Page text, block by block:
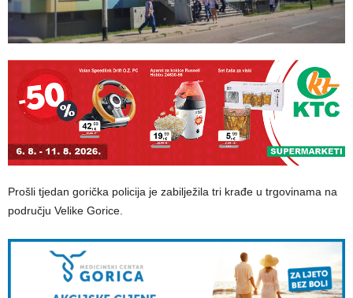
Prošli tjedan gorička policija je zabilježila tri krađe u trgovinama na
području Velike Gorice.